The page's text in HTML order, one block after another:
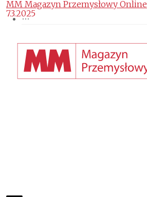
MM Magazyn Przemysłowy Online
7.3.2025